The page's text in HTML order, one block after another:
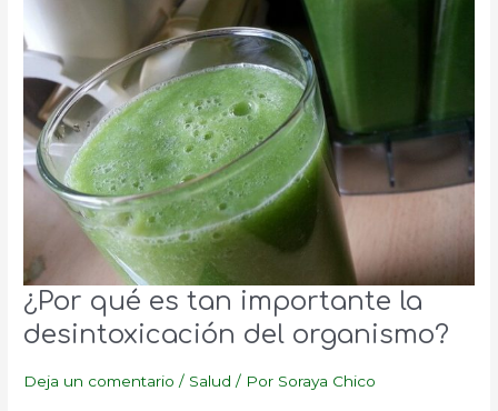
¿Por qué es tan importante la
desintoxicación del organismo?
Deja un comentario / Salud / Por Soraya Chico